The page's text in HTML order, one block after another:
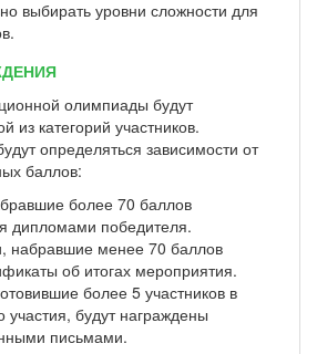
выбирать уровни сложности для
олимпиады будут
из категорий участников.
определяться зависимости от
баллов:
более 70 баллов
дипломами победителя.
набравшие менее 70 баллов
об итогах мероприятия.
более 5 участников в
участия, будут награждены
письмами.